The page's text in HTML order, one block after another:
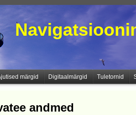
märgid Digitaalmärgid Tuletornid
andmed